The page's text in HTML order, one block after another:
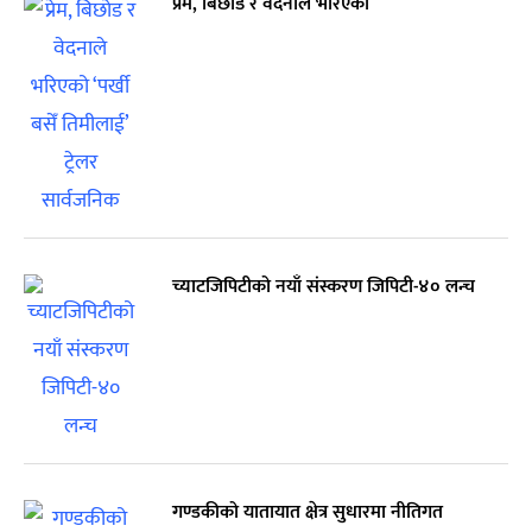
च्याटजिपिटीको नयाँ संस्करण जिपिटी-४० लन्च
गण्डकीको यातायात क्षेत्र सुधारमा नीतिगत